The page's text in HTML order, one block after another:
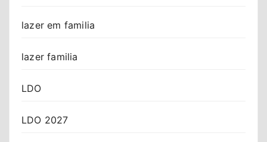
lazer em familia
lazer familia
LDO
LDO 2027